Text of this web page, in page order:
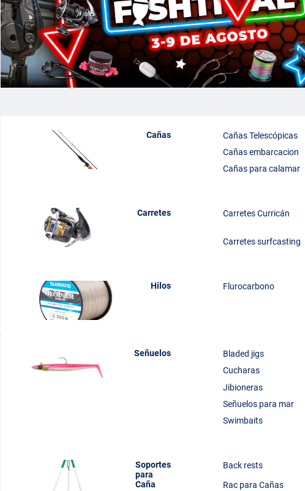
Cañas Cañas Telescópicas
Cañas embarcacion
Cañas para calamar
Carretes Carretes Curricán
Carretes surfcasting
Hilos Flurocarbono
Señuelos Bladed jigs
Cucharas
Jibioneras
Señuelos para mar
Swimbaits
Soportes
para
Caña
Back rests
Rac para Cañas